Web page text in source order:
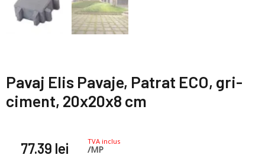
Pavaj Elis Pavaje, Patrat ECO, gri-
ciment, 20x20x8 cm
77.39 lei TVA inclus
/MP